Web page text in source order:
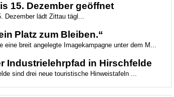
15. Dezember geöffnet
Dezember lädt Zittau tägl...
Platz zum Bleiben.“
breit angelegte Imagekampagne unter dem M...
Industrielehrpfad in Hirschfelde
sind drei neue touristische Hinweistafeln ...